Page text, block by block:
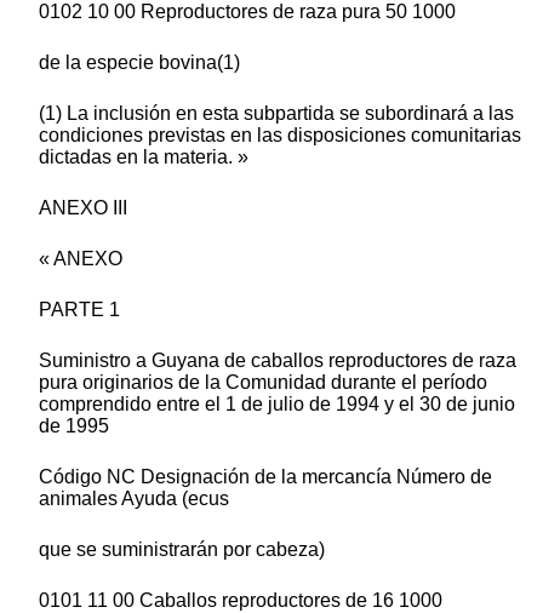
0102 10 00 Reproductores de raza pura 50 1000
de la especie bovina(1)
(1) La inclusión en esta subpartida se subordinará a las
condiciones previstas en las disposiciones comunitarias
dictadas en la materia. »
ANEXO III
« ANEXO
PARTE 1
Suministro a Guyana de caballos reproductores de raza
pura originarios de la Comunidad durante el período
comprendido entre el 1 de julio de 1994 y el 30 de junio
de 1995
Código NC Designación de la mercancía Número de
animales Ayuda (ecus
que se suministrarán por cabeza)
0101 11 00 Caballos reproductores de 16 1000